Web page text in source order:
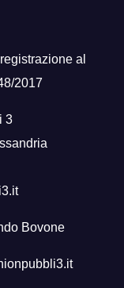
al
2017
3
Bovone